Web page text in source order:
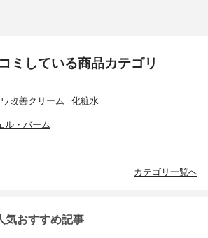
ミしている商品カテゴリ
改善クリーム 化粧水
ル・バーム
カテゴリ一覧へ
気おすすめ記事